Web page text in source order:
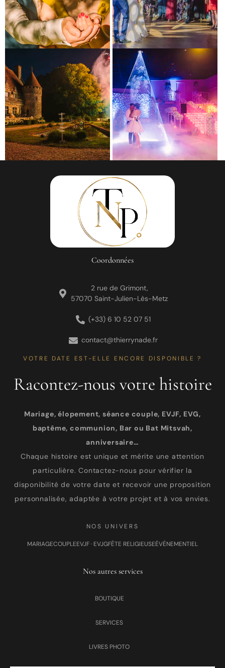
Coordonnées
2 rue de Grimont,
57070 Saint-Julien-Lès-Metz
(+33) 6 10 52 07 51
contact@thierrynade.fr
VOTRE DATE EST-ELLE ENCORE DISPONIBLE ?
Racontez-nous votre histoire
Mariage, élopement, séance couple, EVJF, EVG,
baptême, communion, Bar ou Bat Mitsvah,
anniversaire…
Chaque histoire est unique et mérite une attention
particulière. Contactez-nous pour vérifier la
disponibilité de votre date et recevoir une proposition
personnalisée, adaptée à votre projet et à vos envies.
NOS UNIVERS
MARIAGECOUPLEEVJF · EVJGFÊTE RELIGIEUSEÉVÉNEMENTIEL
Nos autres services
BOUTIQUE
SERVICES
LIVRES PHOTO